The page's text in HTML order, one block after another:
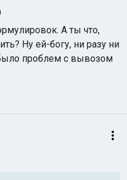
А ты что,
Ну ей-богу, ни разу ни
проблем с вывозом